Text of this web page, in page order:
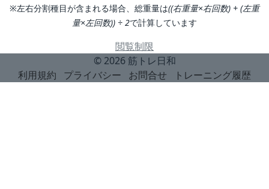
※左右分割種目が含まれる場合、総重量は((右重量×右回数) + (左重
量×左回数)) ÷ 2で計算しています
閲覧制限
© 2026 筋トレ日和
利用規約
プライバシー お問合せ トレーニング履歴